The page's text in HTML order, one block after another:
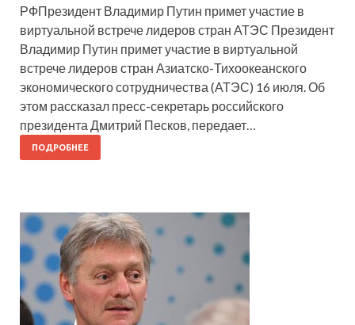
РФП️резидент Владимир Путин примет участие в
виртуальной встрече лидеров стран АТЭС Президент
Владимир Путин примет участие в виртуальной
встрече лидеров стран Азиатско-Тихоокеанского
экономического сотрудничества (АТЭС) 16 июля. Об
этом рассказал пресс-секретарь российского
президента Дмитрий Песков, передает…
ПОДРОБНЕЕ